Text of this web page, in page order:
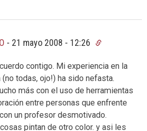
- 21 mayo 2008 - 12:26
contigo. Mi experiencia en la
todas, ojo!) ha sido nefasta.
más con el uso de herramientas
entre personas que enfrente
un profesor desmotivado.
pintan de otro color. y asi les